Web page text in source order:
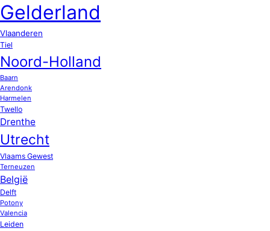
Gelderland
Vlaanderen
Tiel
Noord-Holland
Baarn
Arendonk
Harmelen
Twello
Drenthe
Utrecht
Vlaams Gewest
Terneuzen
België
Delft
Potony
Valencia
Leiden